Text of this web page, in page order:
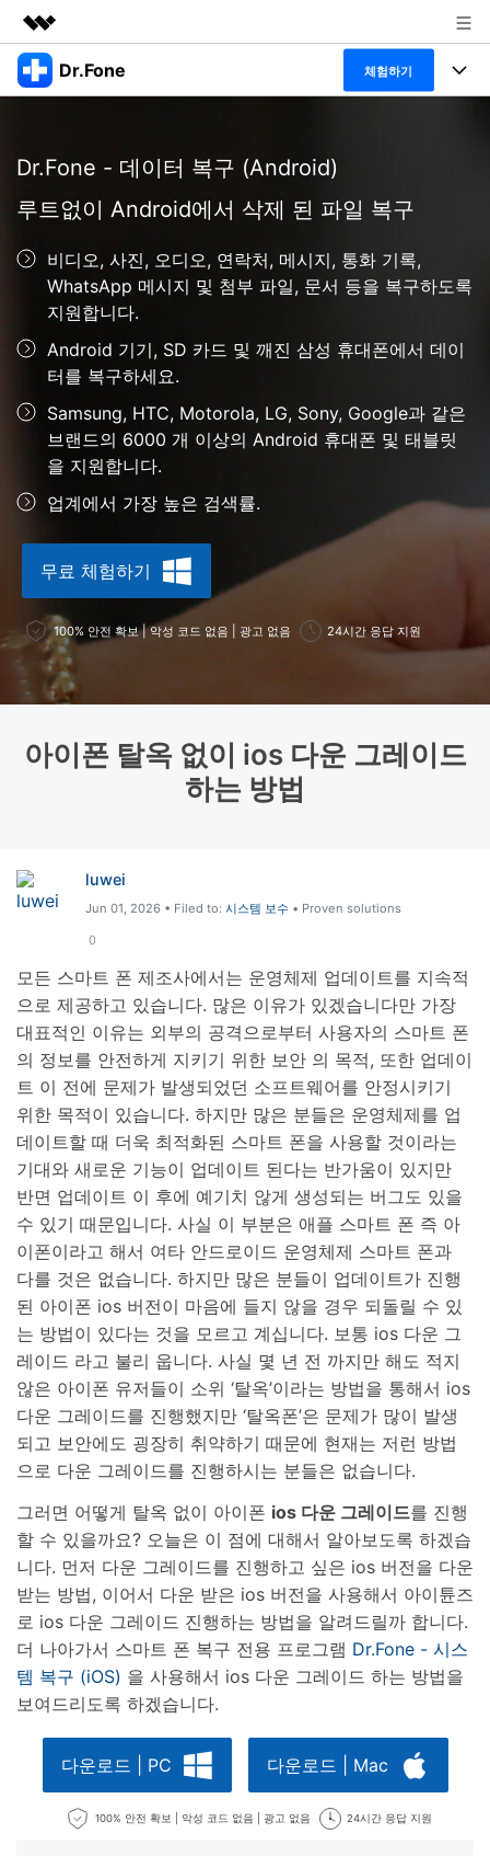
주요 제품
개요
솔루션
회사 소개
플랜 및 가격
도움말 센터
Dr.Fone 체험하기
특징
Dr.Fone Basic
폴 툴킷 보기 >
프로그램
모바일
더 보기
닥터폰 하이라이트 살펴보기
고객 지원 센터
리소스
다운로드 센터
공식 설치 파일 및 최신 버전 업데이트를 제공
합니다.
3,000개 이상의 사용 가이드, 전문가 팁 및 최
신 모바일 소식을 확인하세요.
사용 가이드
고객 지원
🔓️온라인 잠금 해제
iOS26 다운그레이드
무료 다운로드
Dr.Fone - 데이터 복구 (Android)
루트없이 Android에서 삭제 된 파일 복구
비디오, 사진, 오디오, 연락처, 메시지, 통화 기록,
WhatsApp 메시지 및 첨부 파일, 문서 등을 복구하도록
지원합니다.
Android 기기, SD 카드 및 깨진 삼성 휴대폰에서 데이
터를 복구하세요.
Samsung, HTC, Motorola, LG, Sony, Google과 같은
브랜드의 6000 개 이상의 Android 휴대폰 및 태블릿
을 지원합니다.
업계에서 가장 높은 검색률.
무료 체험하기
100% 안전 확보 | 악성 코드 없음 | 광고 없음 24시간 응답 지원
아이폰 탈옥 없이 ios 다운 그레이드
하는 방법
luwei
Jun 01, 2026 • Filed to: 시스템 보수• Proven solutions
0
모든 스마트 폰 제조사에서는 운영체제 업데이트를 지속적
으로 제공하고 있습니다. 많은 이유가 있겠습니다만 가장
대표적인 이유는 외부의 공격으로부터 사용자의 스마트 폰
의 정보를 안전하게 지키기 위한 보안 의 목적, 또한 업데이
트 이 전에 문제가 발생되었던 소프트웨어를 안정시키기
위한 목적이 있습니다. 하지만 많은 분들은 운영체제를 업
데이트할 때 더욱 최적화된 스마트 폰을 사용할 것이라는
기대와 새로운 기능이 업데이트 된다는 반가움이 있지만
반면 업데이트 이 후에 예기치 않게 생성되는 버그도 있을
수 있기 때문입니다. 사실 이 부분은 애플 스마트 폰 즉 아
이폰이라고 해서 여타 안드로이드 운영체제 스마트 폰과
다를 것은 없습니다. 하지만 많은 분들이 업데이트가 진행
된 아이폰 ios 버전이 마음에 들지 않을 경우 되돌릴 수 있
는 방법이 있다는 것을 모르고 계십니다. 보통 ios 다운 그
레이드 라고 불리 웁니다. 사실 몇 년 전 까지만 해도 적지
않은 아이폰 유저들이 소위 ‘탈옥’이라는 방법을 통해서 ios
다운 그레이드를 진행했지만 ‘탈옥폰’은 문제가 많이 발생
되고 보안에도 굉장히 취약하기 때문에 현재는 저런 방법
으로 다운 그레이드를 진행하시는 분들은 없습니다.
그러면 어떻게 탈옥 없이 아이폰 ios 다운 그레이드를 진행
할 수 있을까요? 오늘은 이 점에 대해서 알아보도록 하겠습
니다. 먼저 다운 그레이드를 진행하고 싶은 ios 버전을 다운
받는 방법, 이어서 다운 받은 ios 버전을 사용해서 아이튠즈
로 ios 다운 그레이드 진행하는 방법을 알려드릴까 합니다.
더 나아가서 스마트 폰 복구 전용 프로그램 Dr.Fone - 시스
템 복구 (iOS) 을 사용해서 ios 다운 그레이드 하는 방법을
보여드리도록 하겠습니다.
다운로드 | PC 다운로드 | Mac
100% 안전 확보 | 악성 코드 없음 | 광고 없음 24시간 응답 지원